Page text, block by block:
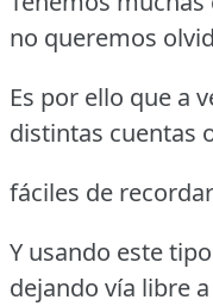
no queremos
Es por ello que a
distintas cuentas
fáciles de
Y usando este
dejando vía libre